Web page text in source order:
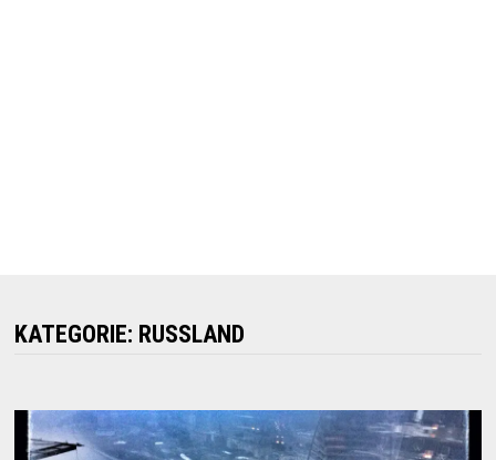
KATEGORIE: RUSSLAND